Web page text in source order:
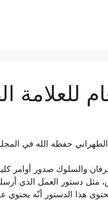
للعلامة
حفظه الله في المجلد
والسلوك صدور أوامر
مثل دستور العمل الذي
هذا الدستور أنّه يحتوي